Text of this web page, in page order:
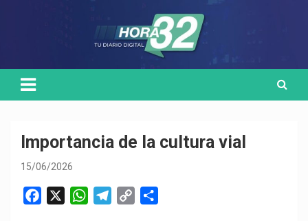
Importancia de la cultura vial
15/06/2026
W